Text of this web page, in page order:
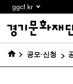
바로가기
ggcf.kr
공모·신청